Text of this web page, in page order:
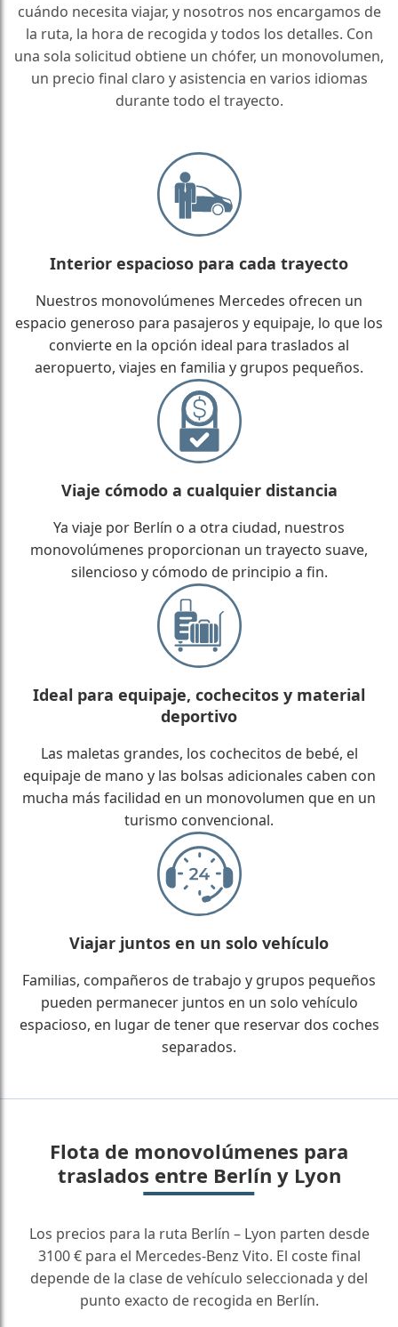
cuándo necesita viajar, y nosotros nos encargamos de
la ruta, la hora de recogida y todos los detalles. Con
una sola solicitud obtiene un chófer, un monovolumen,
un precio final claro y asistencia en varios idiomas
durante todo el trayecto.
Interior espacioso para cada trayecto
Nuestros monovolúmenes Mercedes ofrecen un
espacio generoso para pasajeros y equipaje, lo que los
convierte en la opción ideal para traslados al
aeropuerto, viajes en familia y grupos pequeños.
Viaje cómodo a cualquier distancia
Ya viaje por Berlín o a otra ciudad, nuestros
monovolúmenes proporcionan un trayecto suave,
silencioso y cómodo de principio a fin.
Ideal para equipaje, cochecitos y material
deportivo
Las maletas grandes, los cochecitos de bebé, el
equipaje de mano y las bolsas adicionales caben con
mucha más facilidad en un monovolumen que en un
turismo convencional.
Viajar juntos en un solo vehículo
Familias, compañeros de trabajo y grupos pequeños
pueden permanecer juntos en un solo vehículo
espacioso, en lugar de tener que reservar dos coches
separados.
Flota de monovolúmenes para
traslados entre Berlín y Lyon
Los precios para la ruta Berlín – Lyon parten desde
3100 € para el Mercedes-Benz Vito. El coste final
depende de la clase de vehículo seleccionada y del
punto exacto de recogida en Berlín.